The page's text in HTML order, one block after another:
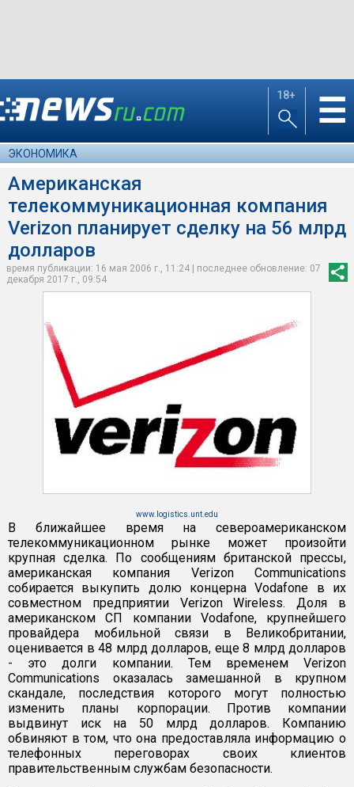
18+ ☰
ЭКОНОМИКА
Американская
телекоммуникационная компания
Verizon планирует сделку на 56 млрд
долларов
время публикации: 16 мая 2006 г., 11:24 | последнее обновление: 07
декабря 2017 г., 09:54
www.logistics.unt.edu
В ближайшее время на североамериканском
телекоммуникационном рынке может произойти
крупная сделка. По сообщениям британской прессы,
американская компания Verizon Communications
собирается выкупить долю концерна Vodafone в их
совместном предприятии Verizon Wireless. Доля в
американском СП компании Vodafone, крупнейшего
провайдера мобильной связи в Великобритании,
оценивается в 48 млрд долларов, еще 8 млрд долларов
- это долги компании. Тем временем Verizon
Communications оказалась замешанной в крупном
скандале, последствия которого могут полностью
изменить планы корпорации. Против компании
выдвинут иск на 50 млрд долларов. Компанию
обвиняют в том, что она предоставляла информацию о
телефонных переговорах своих клиентов
правительственным службам безопасности.